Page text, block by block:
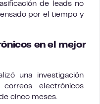
de leads no
por el tiempo y
en el mejor
una investigación
electrónicos
cinco meses.